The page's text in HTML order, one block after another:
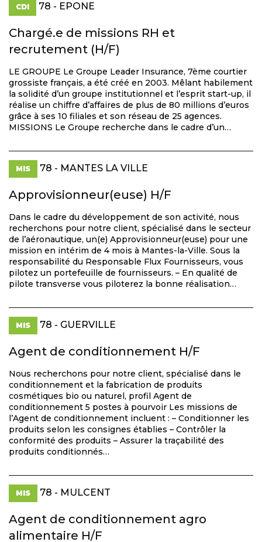
CDI 78 - EPONE
Chargé.e de missions RH et
recrutement (H/F)
LE GROUPE Le Groupe Leader Insurance, 7ème courtier
grossiste français, a été créé en 2003. Mêlant habilement
la solidité d’un groupe institutionnel et l’esprit start-up, il
réalise un chiffre d’affaires de plus de 80 millions d’euros
grâce à ses 10 filiales et son réseau de 25 agences.
MISSIONS Le Groupe recherche dans le cadre d’un…
MIS 78 - MANTES LA VILLE
Approvisionneur(euse) H/F
Dans le cadre du développement de son activité, nous
recherchons pour notre client, spécialisé dans le secteur
de l’aéronautique, un(e) Approvisionneur(euse) pour une
mission en intérim de 4 mois à Mantes-la-Ville. Sous la
responsabilité du Responsable Flux Fournisseurs, vous
pilotez un portefeuille de fournisseurs. – En qualité de
pilote transverse vous piloterez la bonne réalisation…
MIS 78 - GUERVILLE
Agent de conditionnement H/F
Nous recherchons pour notre client, spécialisé dans le
conditionnement et la fabrication de produits
cosmétiques bio ou naturel, profil Agent de
conditionnement 5 postes à pourvoir Les missions de
l’Agent de conditionnement incluent : – Conditionner les
produits selon les consignes établies – Contrôler la
conformité des produits – Assurer la traçabilité des
produits conditionnés…
MIS 78 - MULCENT
Agent de conditionnement agro
alimentaire H/F